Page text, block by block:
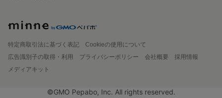
特定商取引法に基づく表記
Cookieの使用について
広告識別子の取得・利用
プライバシーポリシー 会社概要
採用情報
メディアキット
©GMO Pepabo, Inc. All rights reserved.